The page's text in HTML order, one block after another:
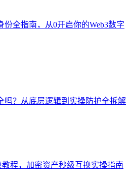
份全指南，从0开启你的Web3数字
吗？从底层逻辑到实操防护全拆解
教程，加密资产秒级互换实操指南